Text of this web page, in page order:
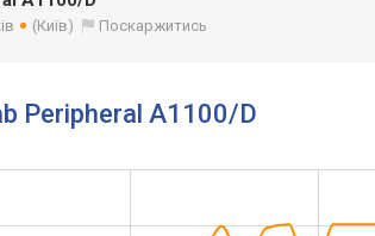
(Київ) Поскаржитись
Peripheral A1100/D